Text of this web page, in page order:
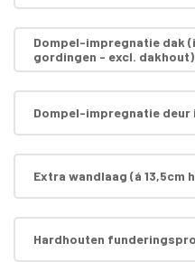
Dompel-impregnatie dak
gordingen - excl. dakhout)
Dompel-impregnatie deur
Extra wandlaag (á 13,5cm
Hardhouten